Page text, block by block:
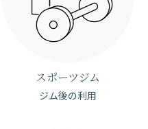
スポーツジム
ジム後の利用